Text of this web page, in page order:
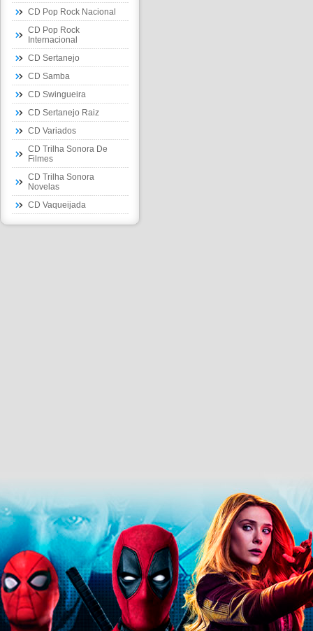
CD Pop Rock Nacional
CD Pop Rock
Internacional
CD Sertanejo
CD Samba
CD Swingueira
CD Sertanejo Raiz
CD Variados
CD Trilha Sonora De
Filmes
CD Trilha Sonora
Novelas
CD Vaqueijada